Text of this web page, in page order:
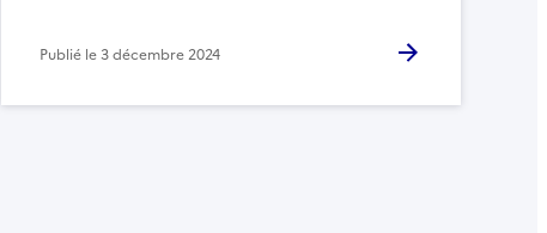
Publié le3 décembre 2024